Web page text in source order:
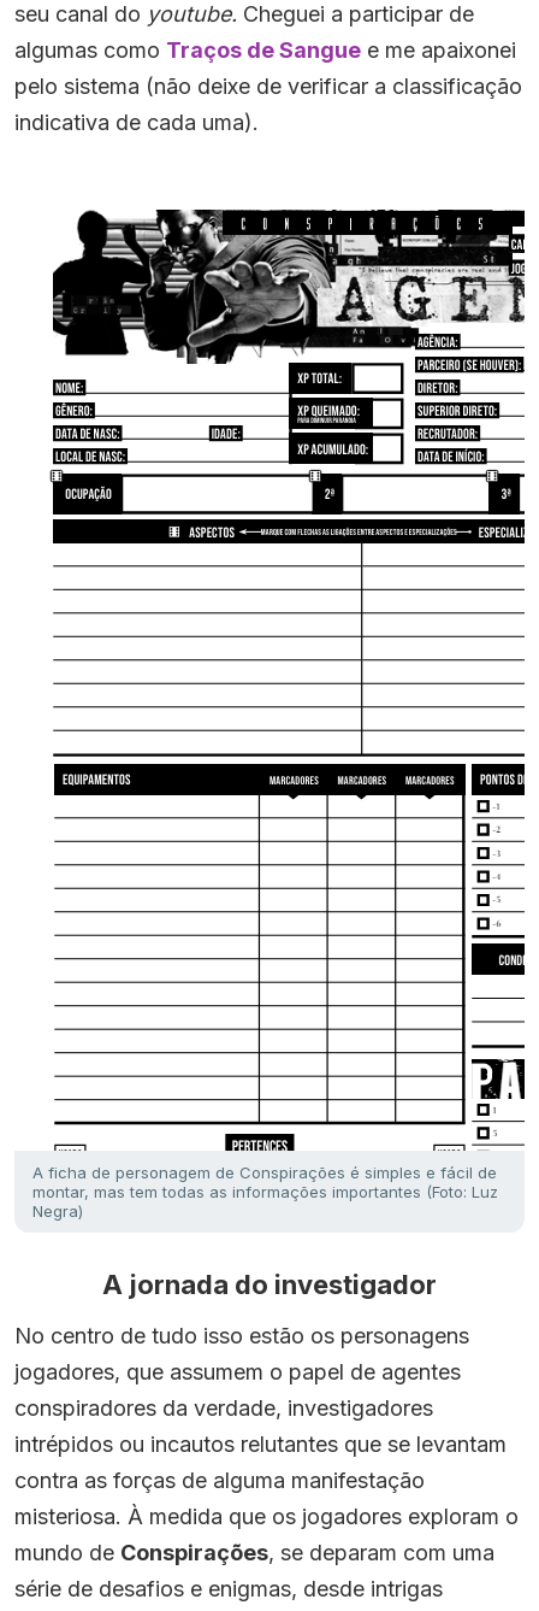
seu canal do youtube. Cheguei a participar de
algumas como Traços de Sangue e me apaixonei
pelo sistema (não deixe de verificar a classificação
indicativa de cada uma).
A ficha de personagem de Conspirações é simples e fácil de
montar, mas tem todas as informações importantes (Foto: Luz
Negra)
A jornada do investigador
No centro de tudo isso estão os personagens
jogadores, que assumem o papel de agentes
conspiradores da verdade, investigadores
intrépidos ou incautos relutantes que se levantam
contra as forças de alguma manifestação
misteriosa. À medida que os jogadores exploram o
mundo de Conspirações, se deparam com uma
série de desafios e enigmas, desde intrigas